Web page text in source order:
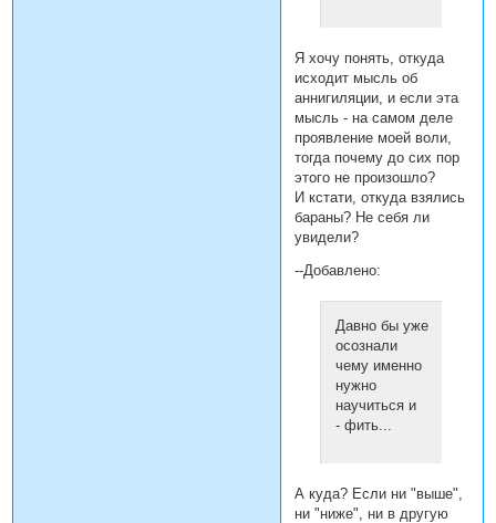
Я хочу понять, откуда
исходит мысль об
аннигиляции, и если эта
мысль - на самом деле
проявление моей воли,
тогда почему до сих пор
этого не произошло?
И кстати, откуда взялись
бараны? Не себя ли
увидели?
--Добавлено:
Давно бы уже
осознали
чему именно
нужно
научиться и
- фить...
А куда? Если ни "выше",
ни "ниже", ни в другую